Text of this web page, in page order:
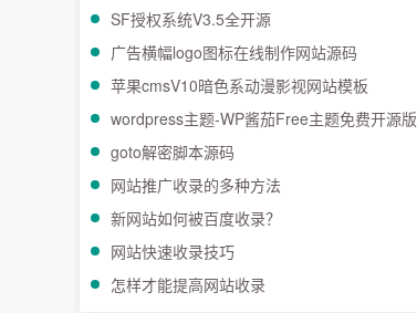
SF授权系统V3.5全开源
广告横幅logo图标在线制作网站源码
苹果cmsV10暗色系动漫影视网站模板
wordpress主题-WP酱茄Free主题免费开源版
goto解密脚本源码
网站推广收录的多种方法
新网站如何被百度收录？
网站快速收录技巧
怎样才能提高网站收录